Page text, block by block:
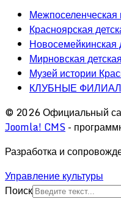
Межпоселенческая
Красноярская
Мирновская
Музей истории
КЛУБНЫЕ
© 2026 Официальный
Joomla! CMS-
Разработка и
Управление культуры
Поиск